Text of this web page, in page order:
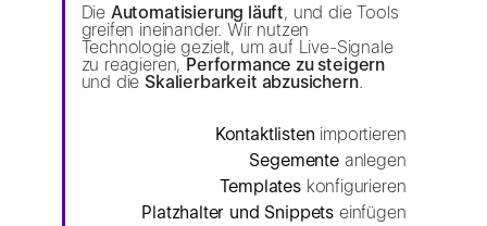
Die Automatisierung läuft, und die Tools
greifen ineinander. Wir nutzen
Technologie gezielt, um auf Live-Signale
zu reagieren, Performance zu steigern
und die Skalierbarkeit abzusichern.
Kontaktlisten importieren
Segementeanlegen
Templateskonfigurieren
Platzhalter und Snippets einfügen